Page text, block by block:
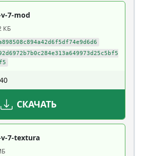
7-mod
КБ
СКАЧАТЬ
7-textura